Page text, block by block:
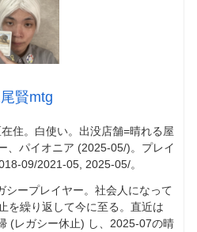
賢mtg
住。白使い。出没店舗=晴れる屋
、パイオニア (2025-05/)。プレイ
09/2021-05, 2025-05/。
シープレイヤー。社会人になって
を繰り返して今に至る。直近は
(レガシー休止) し、2025-07の晴